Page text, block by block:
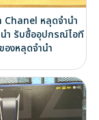
Chanel หลุดจำนำ
ำ รับซื้ออุปกรณ์ไอที
องหลุดจำนำ